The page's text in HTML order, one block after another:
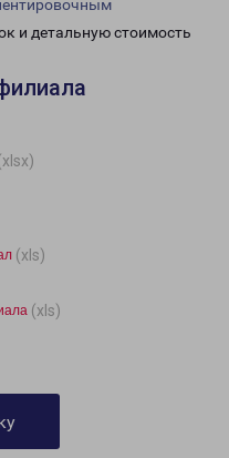
и детальную стоимость
(xls)
(xls)